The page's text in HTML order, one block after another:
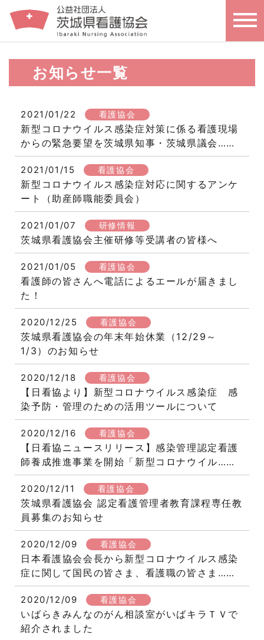
お知らせ一覧
2021/01/22 看護協会
新型コロナウイルス感染症対策に係る看護現場
からの緊急要望を茨城県知事・茨城県議会……
2021/01/15 看護協会
新型コロナウイルス感染症対応に関するアンケ
ート（助産師職能委員会）
2021/01/07 研修情報
茨城県看護協会主催研修等受講者の皆様へ
2021/01/05 看護協会
看護師の皆さんへ電話によるエールが届きまし
た！
2020/12/25 看護協会
茨城県看護協会の年末年始休業（12/29～
1/3）のお知らせ
2020/12/18 看護協会
【日看協より】新型コロナウイルス感染症 感
染予防・管理のための活用ツールについて
2020/12/16 看護協会
【日看協ニュースリリース】感染管理認定看護
師養成推進事業を開始「新型コロナウイル……
2020/12/11 看護協会
茨城県看護協会 認定看護管理者教育課程専任教
員募集のお知らせ
2020/12/09 看護協会
日本看護協会会長から新型コロナウイルス感染
症に関して国民の皆さま、看護職の皆さま……
2020/12/09 看護協会
いばらきみんなのがん相談室がいばキラＴＶで
紹介されました